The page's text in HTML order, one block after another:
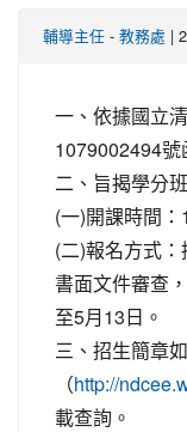
輔導主任 - 教務處 |
一、依據國立
1079002494號
二、旨揭學分
(一)開課時間
(二)報名方式
書面文件審查
至5月13日。
三、招生簡章
（http://
載查詢。